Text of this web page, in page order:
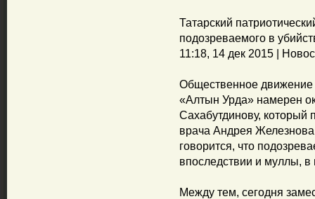
Татарский
подозреваемого в
11:18, 14 дек 2015 |
Общественное движение
«Алтын Урда» намерен
Сахабутдинову, который
врача Андрея
говорится, что
впоследствии и муллы, в
Между тем, сегодня